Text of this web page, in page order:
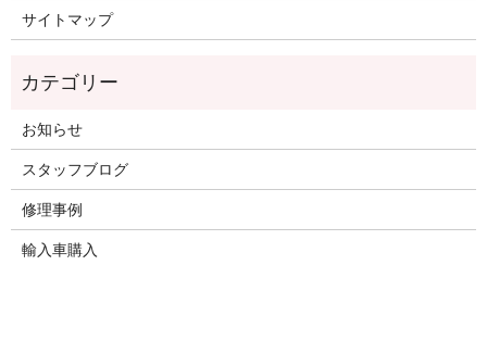
サイトマップ
お知らせ
スタッフブログ
修理事例
輸入車購入